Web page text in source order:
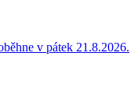
v pátek 21.8.2026.